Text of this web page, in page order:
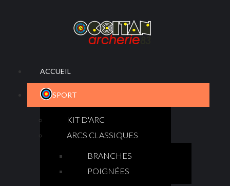
ACCUEIL
SPORT
KIT D'ARC
ARCS CLASSIQUES
BRANCHES
POIGNÉES